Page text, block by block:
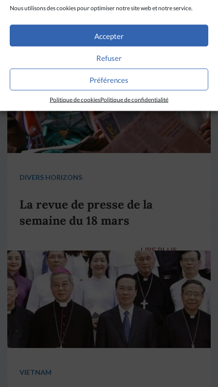
Nous utilisons des cookies pour optimiser notre site web et notre service.
Accepter
Refuser
Préférences
Politique de cookiesPolitique de confidentialité
DIVERS HORIZONS
La revue de presse de la
semaine du 18 mars
LIRE PLUS →
VIETNAM